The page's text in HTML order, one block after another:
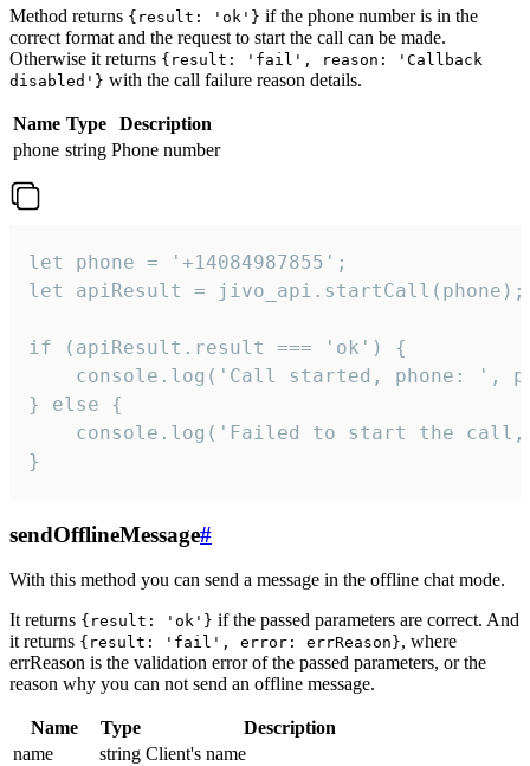
Method returns {result: 'ok'} if the phone number is in the
correct format and the request to start the call can be made.
Otherwise it returns {result: 'fail', reason: 'Callback
disabled'} with the call failure reason details.
Name Type
Description
phone string Phone number
let phone = '+14084987855';
let apiResult = jivo_api.startCall(phone);
if (apiResult.result === 'ok') {
console.log('Call started, phone: ',
} else {
console.log('Failed to start the
}
sendOfflineMessage#
With this method you can send a message in the offline chat mode.
It returns {result: 'ok'} if the passed parameters are correct. And
it returns {result: 'fail', error: errReason}, where
errReason is the validation error of the passed parameters, or the
reason why you can not send an offline message.
Name Type
Description
name
string Client's name